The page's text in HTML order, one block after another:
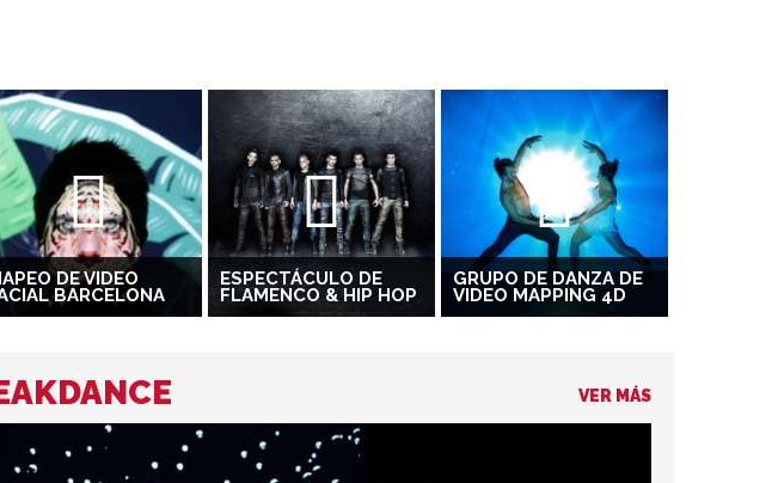
DE VIDEO
BARCELONA
ESPECTÁCULO DE
FLAMENCO & HIP HOP
GRUPO DE DANZA DE
VIDEO MAPPING 4D
VER MÁS